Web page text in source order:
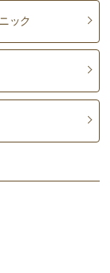
ック